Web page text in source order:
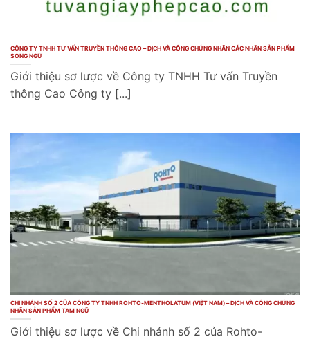
CÔNG TY TNHH TƯ VẤN TRUYỀN THÔNG CAO – DỊCH VÀ CÔNG CHỨNG NHÃN CÁC NHÃN SẢN PHẨM
SONG NGỮ
Giới thiệu sơ lược về Công ty TNHH Tư vấn Truyền
thông Cao Công ty [...]
CHI NHÁNH SỐ 2 CỦA CÔNG TY TNHH ROHTO-MENTHOLATUM (VIỆT NAM) – DỊCH VÀ CÔNG CHỨNG
NHÃN SẢN PHẨM TAM NGỮ
Giới thiệu sơ lược về Chi nhánh số 2 của Rohto-